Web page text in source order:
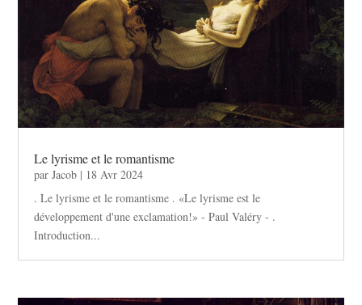
Le lyrisme et le romantisme
parJacob | 18 Avr 2024
. Le lyrisme et le romantisme . «Le lyrisme est le
développement d'une exclamation!» - Paul Valéry - .
Introduction...